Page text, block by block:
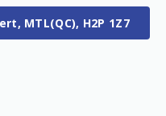
MTL(QC), H2P 1Z7